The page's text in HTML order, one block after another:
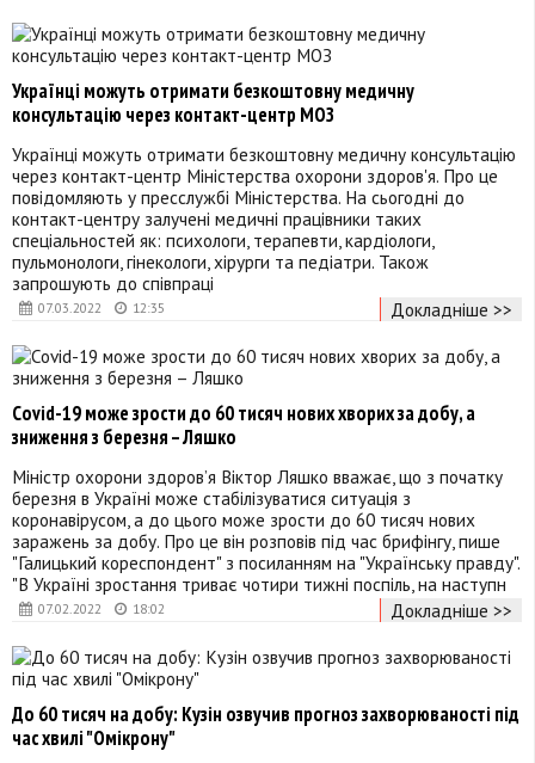
07.03.2022 12:35
Українці можуть отримати безкоштовну медичну
консультацію через контакт-центр МОЗ
Українці можуть отримати безкоштовну медичну консультацію
через контакт-центр Міністерства охорони здоров'я. Про це
повідомляють у пресслужбі Міністерства. На сьогодні до
контакт-центру залучені медичні працівники таких
спеціальностей як: психологи, терапевти, кардіологи,
пульмонологи, гінекологи, хірурги та педіатри. Також
запрошують до співпраці
Докладніше >>
07.02.2022 18:02
Covid-19 може зрости до 60 тисяч нових хворих за добу, а
зниження з березня – Ляшко
Міністр охорони здоров’я Віктор Ляшко вважає, що з початку
березня в Україні може стабілізуватися ситуація з
коронавірусом, а до цього може зрости до 60 тисяч нових
заражень за добу. Про це він розповів під час брифінгу, пише
"Галицький кореспондент" з посиланням на "Українську правду".
"В Україні зростання триває чотири тижні поспіль, на наступн
Докладніше >>
До 60 тисяч на добу: Кузін озвучив прогноз захворюваності під
час хвилі "Омікрону"